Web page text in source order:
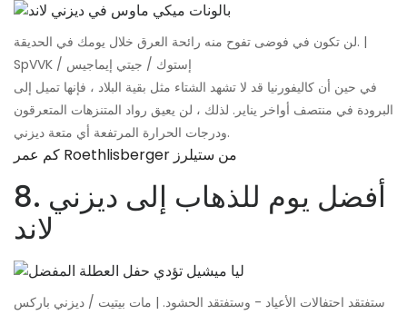
لن تكون في فوضى تفوح منه رائحة العرق خلال يومك في الحديقة. |
SpVVK / إستوك / جيتي إيماجيس
في حين أن كاليفورنيا قد لا تشهد الشتاء مثل بقية البلاد ، فإنها تميل إلى
البرودة في منتصف أواخر يناير. لذلك ، لن يعيق رواد المتنزهات المتعرقون
ودرجات الحرارة المرتفعة أي متعة ديزني.
كم عمر Roethlisberger من ستيلرز
8. أفضل يوم للذهاب إلى ديزني
لاند
ستفتقد احتفالات الأعياد - وستفتقد الحشود. | مات بيتيت / ديزني باركس